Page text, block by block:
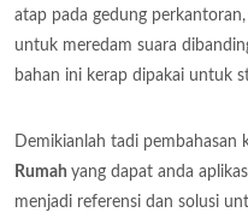
atap pada gedung
untuk meredam suara
bahan ini kerap dipakai untuk
Demikianlah tadi pembahasan
Rumah yang dapat anda
menjadi referensi dan solusi